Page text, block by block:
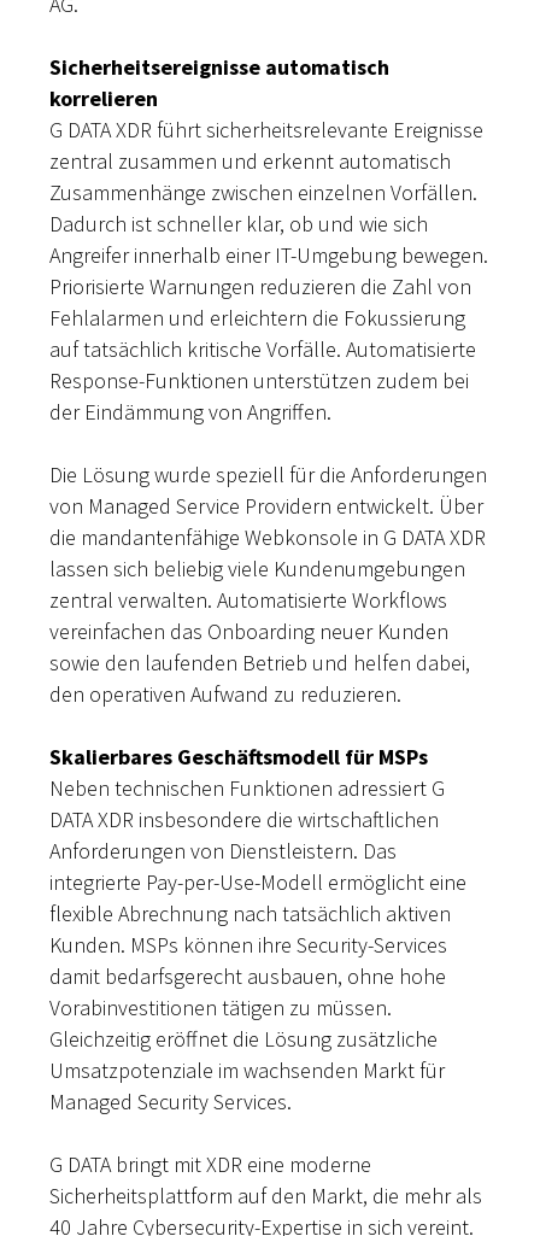
Sicherheitsereignisse automatisch
korrelieren
G DATA XDR führt sicherheitsrelevante Ereignisse
zentral zusammen und erkennt automatisch
Zusammenhänge zwischen einzelnen Vorfällen.
Dadurch ist schneller klar, ob und wie sich
Angreifer innerhalb einer IT-Umgebung bewegen.
Priorisierte Warnungen reduzieren die Zahl von
Fehlalarmen und erleichtern die Fokussierung
auf tatsächlich kritische Vorfälle. Automatisierte
Response-Funktionen unterstützen zudem bei
der Eindämmung von Angriffen.
Die Lösung wurde speziell für die Anforderungen
von Managed Service Providern entwickelt. Über
die mandantenfähige Webkonsole in G DATA XDR
lassen sich beliebig viele Kundenumgebungen
zentral verwalten. Automatisierte Workflows
vereinfachen das Onboarding neuer Kunden
sowie den laufenden Betrieb und helfen dabei,
den operativen Aufwand zu reduzieren.
Skalierbares Geschäftsmodell für MSPs
Neben technischen Funktionen adressiert G
DATA XDR insbesondere die wirtschaftlichen
Anforderungen von Dienstleistern. Das
integrierte Pay-per-Use-Modell ermöglicht eine
flexible Abrechnung nach tatsächlich aktiven
Kunden. MSPs können ihre Security-Services
damit bedarfsgerecht ausbauen, ohne hohe
Vorabinvestitionen tätigen zu müssen.
Gleichzeitig eröffnet die Lösung zusätzliche
Umsatzpotenziale im wachsenden Markt für
Managed Security Services.
G DATA bringt mit XDR eine moderne
Sicherheitsplattform auf den Markt, die mehr als
40 Jahre Cybersecurity-Expertise in sich vereint.